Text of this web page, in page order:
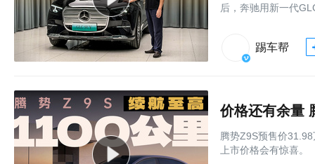
后，奔驰用新一代
踢车帮
价格还有余量
腾势Z9S预售价
上市价格会有惊喜。